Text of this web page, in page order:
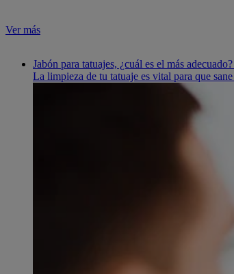
Ver más
Jabón para tatuajes, ¿cuál es el más
La limpieza de tu tatuaje es vital para que